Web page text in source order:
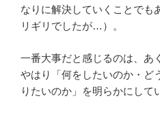
なりに解決していくことでも
リギリでしたが…）。
一番大事だと感じるのは、あ
やはり「何をしたいのか・ど
りたいのか」を明らかにして